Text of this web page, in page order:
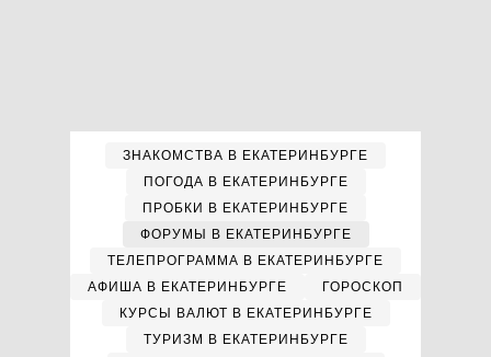
ЗНАКОМСТВА В ЕКАТЕРИНБУРГЕ
ПОГОДА В ЕКАТЕРИНБУРГЕ
ПРОБКИ В ЕКАТЕРИНБУРГЕ
ФОРУМЫ В ЕКАТЕРИНБУРГЕ
ТЕЛЕПРОГРАММА В ЕКАТЕРИНБУРГЕ
АФИША В ЕКАТЕРИНБУРГЕ
ГОРОСКОП
КУРСЫ ВАЛЮТ В ЕКАТЕРИНБУРГЕ
ТУРИЗМ В ЕКАТЕРИНБУРГЕ